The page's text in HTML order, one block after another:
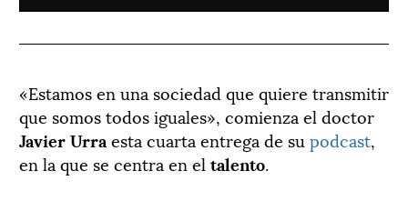
«Estamos en una sociedad que quiere transmitir
que somos todos iguales», comienza el doctor
Javier Urra esta cuarta entrega de su podcast,
en la que se centra en el talento.